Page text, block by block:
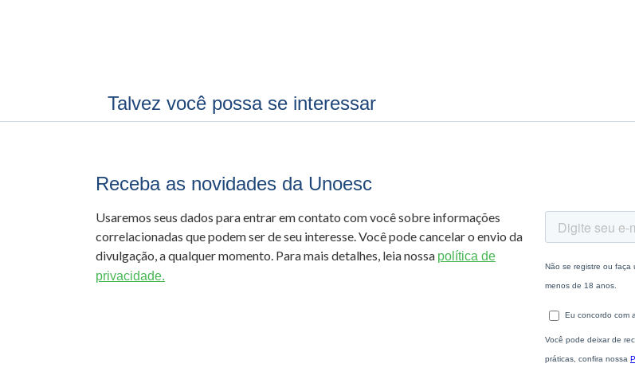
Talvez você possa se interessar
Receba as novidades da Unoesc
Usaremos seus dados para entrar em contato com você sobre informações
correlacionadas que podem ser de seu interesse. Você pode cancelar o envio da
divulgação, a qualquer momento. Para mais detalhes, leia nossa política de
privacidade.